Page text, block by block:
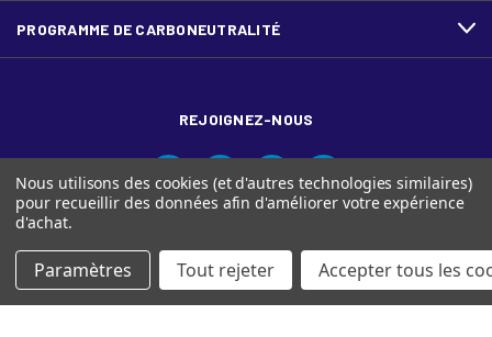
PROGRAMME DE CARBONEUTRALITÉ
REJOIGNEZ-NOUS
© Ariva, et le logo Ariva sont des marques de commerce de
Nous utilisons des cookies (et d'autres technologies similaires)
pour recueillir des données afin d'améliorer votre expérience
d'achat.
Paramètres Tout rejeter Accepter tous les